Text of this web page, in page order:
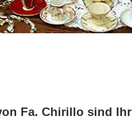
Fa. Chirillo sind Ihr